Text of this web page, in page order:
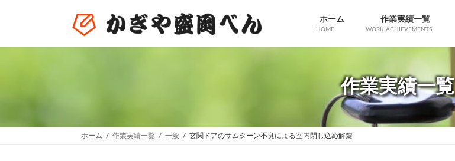
ホーム
HOME
作業実績一覧
WORK ACHIEVEMENTS
作業実績一覧
ホーム 作業実績一覧 一般 玄関ドアのサムターン不良による室内閉じ込め解錠